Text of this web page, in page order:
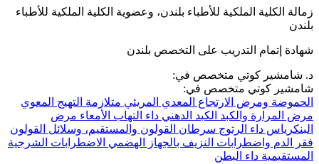
زمالة الكلية الملكية للأطباء بلندن، وعضوية الكلية الملكية للأطباء
بلندن
شهادة إتمام التدريب على التخصص بلندن
د. شامشير كوتي متخصص في:
شامشير كوتي متخصص في:
الحموضة ومرض الارتجاع المعدي المريئي متلازمة التهيج المعوي
مرض المرارة والكبد الكبد الدهني داء التهاب الأمعاء مرض
البنكرياس داء الرتوج سرطان القولون والمستقيم، وسلائل القولون
فقر الدم واضطرابات النزيف بالجهاز الهضمي الاضطرابات الشرجية
المستقيمية داء البطن